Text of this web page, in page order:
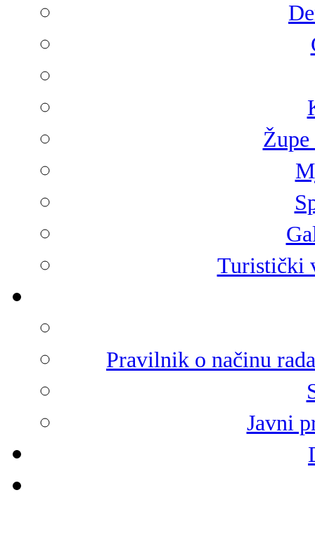
Turistički
Pravilnik o načinu
Javni